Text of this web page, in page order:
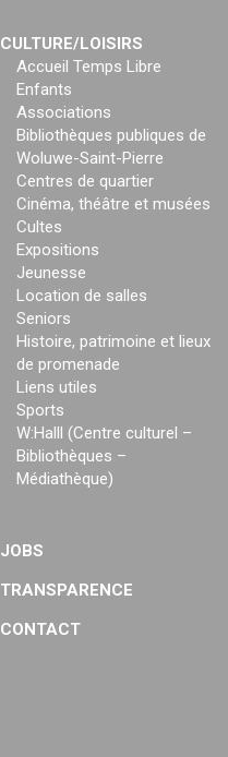
CULTURE/LOISIRS
Accueil Temps Libre
Enfants
Associations
Bibliothèques publiques de
Woluwe-Saint-Pierre
Centres de quartier
Cinéma, théâtre et musées
Cultes
Expositions
Jeunesse
Location de salles
Seniors
Histoire, patrimoine et lieux
de promenade
Liens utiles
Sports
W:Halll (Centre culturel –
Bibliothèques –
Médiathèque)
JOBS
TRANSPARENCE
CONTACT